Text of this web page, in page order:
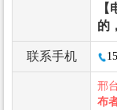
的
联系手机
邢
布